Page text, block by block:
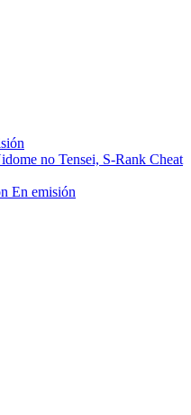
no Tensei, S-Rank Cheat
En emisión